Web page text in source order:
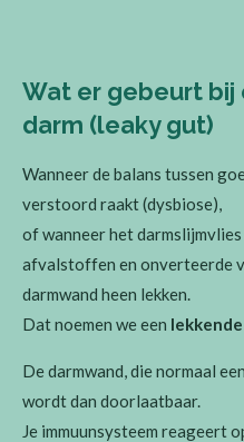
Wat er gebeurt bij
darm (leaky gut)
Wanneer de balans tussen
verstoord raakt (dysbiose),
of wanneer het darmslijmvlies
afvalstoffen en onverteerde
darmwand heen lekken.
Dat noemen we een
De darmwand, die normaal
wordt dan doorlaatbaar.
Je immuunsysteem reageert